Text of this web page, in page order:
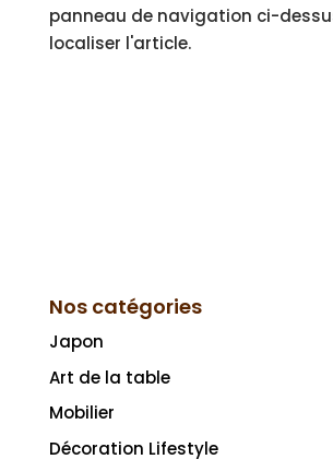
panneau de navigation ci-
localiser l'article.
Nos catégories
Japon
Art de la table
Mobilier
Décoration Lifestyle